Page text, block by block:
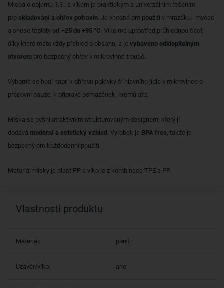
Miska o objemu 1,3 l s víkem je praktickým a univerzálním řešením
pro skladování a ohřev potravin. Je vhodná pro použití v mrazáku i myčce
a snese teploty od –25 do +95 °C. Víko má uprostřed průhlednou část,
díky které máte vždy přehled o obsahu, a je vybaveno odklopitelným
otvorem pro bezpečný ohřev v mikrovlnné troubě.
Výborně se hodí např. k ohřevu polévky či hlavního jídla v mikrovlnce o
pracovní pauze, k přípravě pomazánek, krémů atd.
Miska se pyšní atraktivním strukturovaným designem, který jí
dodává moderní a estetický vzhled . Výrobek je BPA free, takže je
bezpečný pro každodenní použití.
Materiál misky je plast PP a víko je z kombinace TPE a PP.
Vlastnosti produktu
Materiál: plast
Uzávěr/víko: ano